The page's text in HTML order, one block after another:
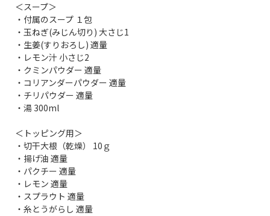
＜スープ＞
・付属のスープ １包
・玉ねぎ(みじん切り) 大さじ1
・生姜(すりおろし) 適量
・レモン汁 小さじ2
・クミンパウダー 適量
・コリアンダーパウダー 適量
・チリパウダー 適量
・湯 300ml
＜トッピング用＞
・切干大根（乾燥） 10ｇ
・揚げ油 適量
・パクチー 適量
・レモン 適量
・スプラウト 適量
・糸とうがらし 適量